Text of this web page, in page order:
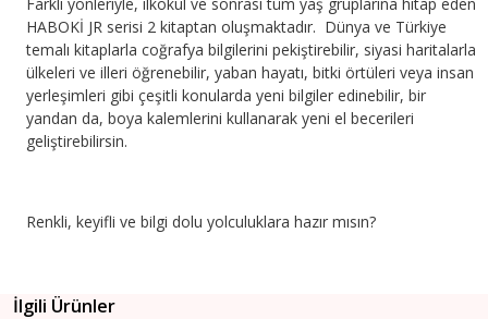
HABOKİ JR serisi 2 kitaptan oluşmaktadır. Dünya ve Türkiye
temalı kitaplarla coğrafya bilgilerini pekiştirebilir, siyasi haritalarla
ülkeleri ve illeri öğrenebilir, yaban hayatı, bitki örtüleri veya insan
yerleşimleri gibi çeşitli konularda yeni bilgiler edinebilir, bir
yandan da, boya kalemlerini kullanarak yeni el becerileri
geliştirebilirsin.
Renkli, keyifli ve bilgi dolu yolculuklara hazır mısın?
İlgili Ürünler